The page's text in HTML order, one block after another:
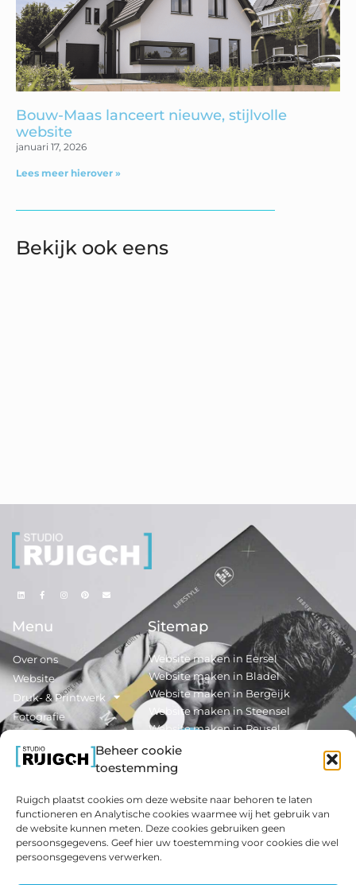
Beheer cookie
toestemming
Ruigch plaatst cookies om deze website naar behoren te laten
functioneren en Analytische cookies waarmee wij het gebruik van
de website kunnen meten. Deze cookies gebruiken geen
persoonsgegevens. Geef hier uw toestemming voor cookies die wel
persoonsgegevens verwerken.
Bouw-Maas lanceert nieuwe, stijlvolle
website
januari 17, 2026
Lees meer hierover »
Bekijk ook eens
Menu
Over ons
Website
Druk- & Printwerk
Fotografie
Contact
Sitemap
Website maken in Eersel
Website maken in Bladel
Website maken in Bergeijk
Website maken in Steensel
Website maken in Reusel
Reclamedrukwerk maken in Eersel
Reclamedrukwerk maken in Bladel
Extra Info
Interieurfotografie
Textielwanden
Informatie
Algemene Voorwaarden
Verwerkersovereenkomst